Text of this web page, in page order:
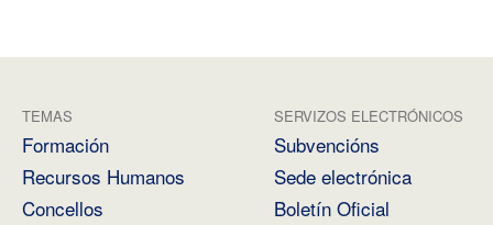
TEMAS
Formación
Recursos Humanos
Concellos
SERVIZOS ELECTRÓNICOS
Subvencións
Sede electrónica
Boletín Oficial